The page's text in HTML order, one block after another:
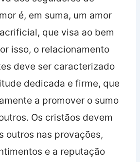
é, em suma, um amor
que visa ao bem
isso, o relacionamento
deve ser caracterizado
dedicada e firme, que
a promover o sumo
Os cristãos devem
outros nas provações,
e a reputação